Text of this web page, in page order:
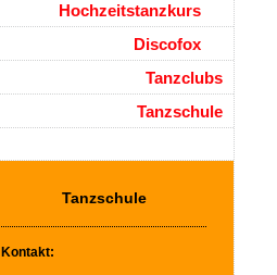
Hochzeitstanzkurs
Discofox
Tanzclubs
Tanzschule
Tanzschule
Kontakt: